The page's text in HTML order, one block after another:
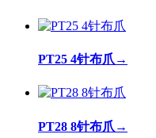
PT25 4针布爪 →
PT28 8针布爪 →